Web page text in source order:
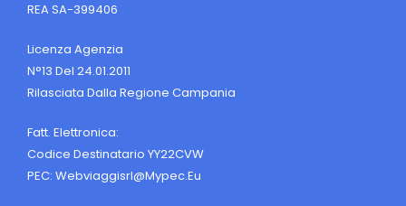
REA SA-399406
Licenza Agenzia
N°13 Del 24.01.2011
Rilasciata Dalla Regione Campania
Fatt. Elettronica:
Codice Destinatario YY22CVW
PEC: Webviaggisrl@mypec.eu